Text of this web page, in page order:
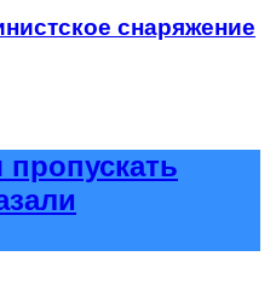
снаряжение